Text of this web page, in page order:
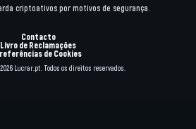
criptoativos por motivos de segurança.
Contacto
Livro de Reclamações
de Cookies
Lucrar.pt. Todos os direitos reservados.